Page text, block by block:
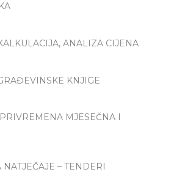
ANALIZA CIJENA
KNJIGE
MJESEČNA I
– TENDERI